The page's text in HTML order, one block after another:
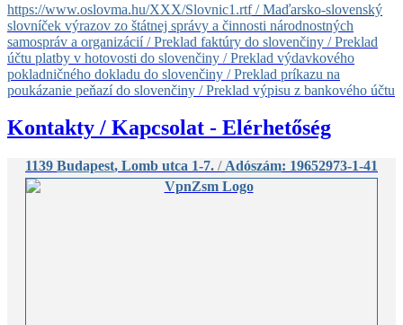
https://www.oslovma.hu/XXX/Slovnic1.rtf/ Maďarsko-slovenský
slovníček výrazov zo štátnej správy a činnosti národnostných
samospráv a organizácií / Preklad faktúry do slovenčiny / Preklad
účtu platby v hotovosti do slovenčiny / Preklad výdavkového
pokladničného dokladu do slovenčiny / Preklad príkazu na
poukázanie peňazí do slovenčiny / Preklad výpisu z bankového účtu
Kontakty / Kapcsolat - Elérhetőség
1139 Budapest, Lomb utca 1-7. / Adószám: 19652973-1-41